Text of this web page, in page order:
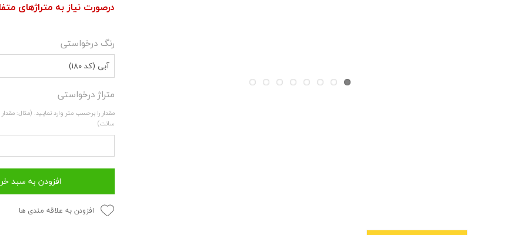
درصورت نیاز به متراژهای
رنگ درخواستی
آبی (کد 180)
متراژ درخواستی
سانت)
افزودن به سبد
افزودن به علاقه مندی ها